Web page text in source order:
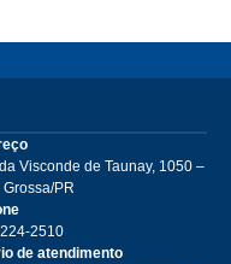
Visconde de Taunay, 1050 –
Grossa/PR
2510
de atendimento